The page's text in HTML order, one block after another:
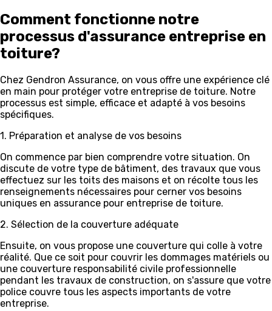
Comment fonctionne notre
processus d'assurance entreprise en
toiture?
Chez Gendron Assurance, on vous offre une expérience clé
en main pour protéger votre entreprise de toiture. Notre
processus est simple, efficace et adapté à vos besoins
spécifiques.
1. Préparation et analyse de vos besoins
On commence par bien comprendre votre situation. On
discute de votre type de bâtiment, des travaux que vous
effectuez sur les toits des maisons et on récolte tous les
renseignements nécessaires pour cerner vos besoins
uniques en assurance pour entreprise de toiture.
2. Sélection de la couverture adéquate
Ensuite, on vous propose une couverture qui colle à votre
réalité. Que ce soit pour couvrir les dommages matériels ou
une couverture responsabilité civile professionnelle
pendant les travaux de construction, on s'assure que votre
police couvre tous les aspects importants de votre
entreprise.